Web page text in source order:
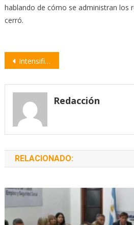
hablando de cómo se administran los
cerró.
Navegación
entradas
Intensifican acciones de prevención contra el dengue en los barrios
Redacción
RELACIONADO: